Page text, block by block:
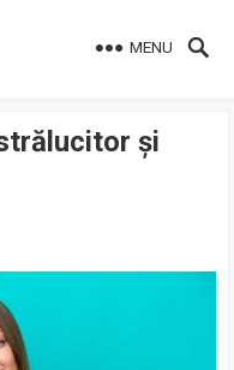
MENU
și